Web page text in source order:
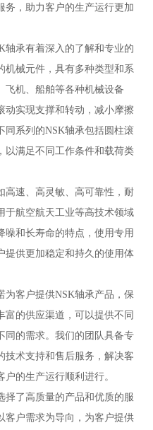
务，助力客户的生产运行更加
轴承有着深入的了解和专业的
机械元件，具有多种类型和系
飞机、船舶等各种机械设备
动实现支撑和转动，减小摩擦
同系列的NSK轴承包括圆柱滚
以满足不同工作条件和载荷类
高速、高灵敏、高可靠性，耐
于航空航天工业等高技术领域
噪和长寿命的特点，使用专用
提供更加稳定和持久的使用体
为客户提供NSK轴承产品，保
富的供应渠道，可以提供不同
同的需求。我们的团队具备专
技术支持和售后服务，解决客
的生产运行顺利进行。
择了高质量的产品和优质的服
客户需求为导向，为客户提供